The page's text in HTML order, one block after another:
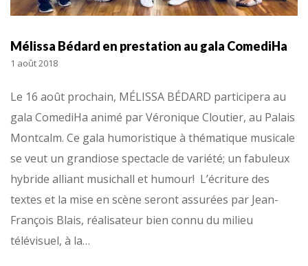
Mélissa Bédard en prestation au gala ComediHa
1 août 2018
Le 16 août prochain, MÉLISSA BÉDARD participera au
gala ComediHa animé par Véronique Cloutier, au Palais
Montcalm. Ce gala humoristique à thématique musicale
se veut un grandiose spectacle de variété; un fabuleux
hybride alliant musichall et humour! L’écriture des
textes et la mise en scène seront assurées par Jean-
François Blais, réalisateur bien connu du milieu
télévisuel, à la…